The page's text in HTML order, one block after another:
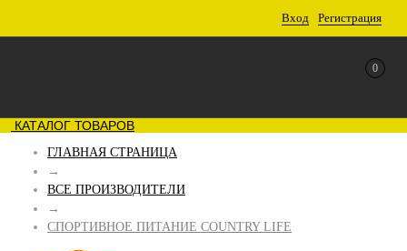
Вход Регистрация
0
КАТАЛОГ ТОВАРОВ
ГЛАВНАЯ СТРАНИЦА
→
ВСЕ ПРОИЗВОДИТЕЛИ
→
СПОРТИВНОЕ ПИТАНИЕ COUNTRY LIFE